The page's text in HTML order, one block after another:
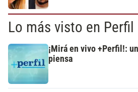
Lo más visto en Perfil
¡Mirá en vivo +Perfil!:
piensa